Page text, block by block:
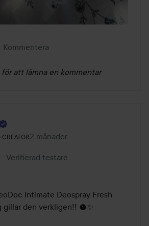
Kommentera
för att lämna en kommentar
CREATORroll: Lyko Creator.
2 månader
Inlägget skapades 2 månader
Verifierad testare
Intimate Deospray Fresh
den verkligen!! 🥥✨